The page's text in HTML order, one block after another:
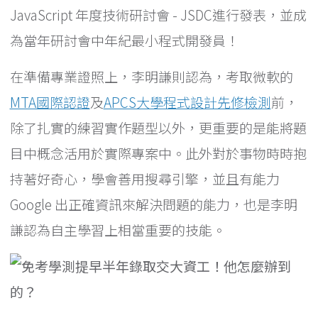
JavaScript 年度技術研討會 - JSDC進行發表，並成
為當年研討會中年紀最小程式開發員！
在準備專業證照上，李明謙則認為，考取微軟的
MTA國際認證及APCS大學程式設計先修檢測前，
除了扎實的練習實作題型以外，更重要的是能將題
目中概念活用於實際專案中。此外對於事物時時抱
持著好奇心，學會善用搜尋引擎，並且有能力
Google 出正確資訊來解決問題的能力，也是李明
謙認為自主學習上相當重要的技能。